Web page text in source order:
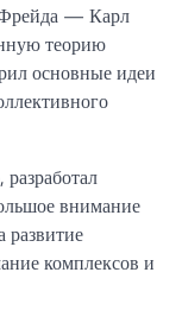
Фрейда — Карл
теорию
основные идеи
внимание
комплексов и